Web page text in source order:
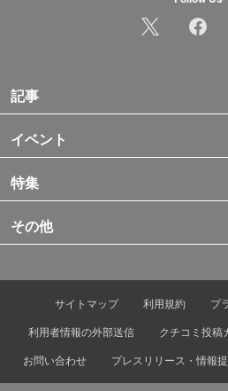
記事
イベント
特集
その他
サイトマップ 利用規約
プ
利用者情報の外部送信
クチコミ投稿
お問い合わせ
プレスリリース・情報